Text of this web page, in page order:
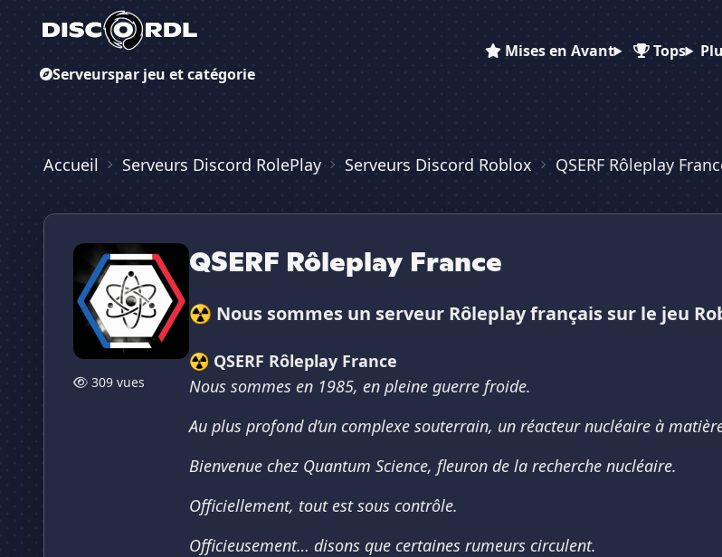
Serveurspar jeu et catégorie
Mises en Avant Tops
Accueil Serveurs Discord RolePlay Serveurs Discord Roblox QSERF Rôleplay
309 vues
QSERF Rôleplay France
☢️ Nous sommes un serveur Rôleplay français sur le jeu
☢️ QSERF Rôleplay France
Nous sommes en 1985, en pleine guerre froide.
Au plus profond d’un complexe souterrain, un réacteur nucléaire à
Bienvenue chez Quantum Science, fleuron de la recherche nucléaire.
Officiellement, tout est sous contrôle.
Officieusement… disons que certaines rumeurs circulent.